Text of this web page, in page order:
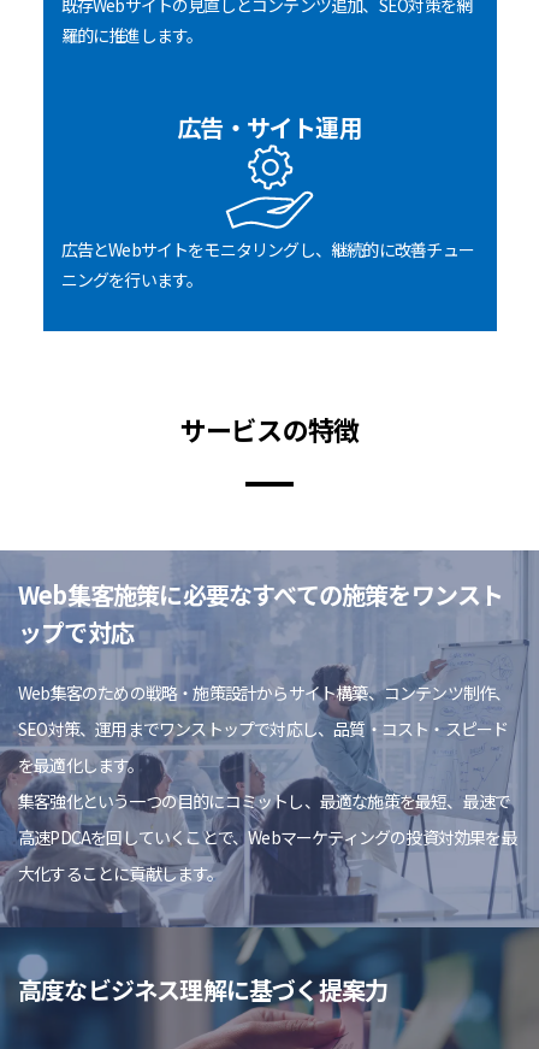
既存Webサイトの見直しとコンテンツ追加、SEO対策を網
羅的に推進します。
広告・サイト運用
広告とWebサイトをモニタリングし、継続的に改善チュー
ニングを行います。
サービスの特徴
Web集客施策に必要なすべての施策をワンスト
ップで対応
Web集客のための戦略・施策設計からサイト構築、コンテンツ制作、
SEO対策、運用までワンストップで対応し、品質・コスト・スピード
を最適化します。
集客強化という一つの目的にコミットし、最適な施策を最短、最速で
高速PDCAを回していくことで、Webマーケティングの投資対効果を最
大化することに貢献します。
高度なビジネス理解に基づく提案力